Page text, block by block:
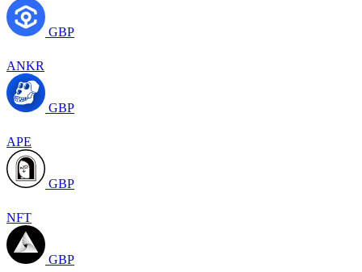
GBP
ANKR
GBP
APE
GBP
NFT
GBP